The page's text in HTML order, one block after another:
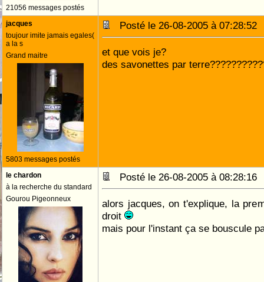
21056 messages postés
jacques
toujour imite jamais egales(
a la s
Grand maitre
5803 messages postés
Posté le 26-08-2005 à
et que vois je?
des savonettes par
le chardon
à la recherche du standard
Gourou Pigeonneux
Posté le 26-08-2005 à
alors jacques, on t'explique, la
droit
mais pour l'instant ça se bouscule